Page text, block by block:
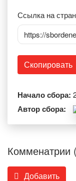
Ссылка на
https://
Скопировать
Начало сбора:
Автор сбора:
Комменатрии
Добавить